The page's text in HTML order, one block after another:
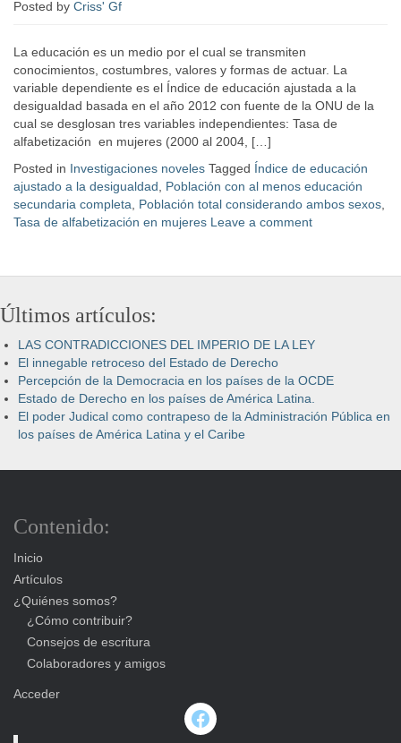
Posted by Criss' Gf
La educación es un medio por el cual se transmiten
conocimientos, costumbres, valores y formas de actuar. La
variable dependiente es el Índice de educación ajustada a la
desigualdad basada en el año 2012 con fuente de la ONU de la
cual se desglosan tres variables independientes: Tasa de
alfabetización en mujeres (2000 al 2004, […]
Posted in Investigaciones noveles Tagged Índice de educación
ajustado a la desigualdad
Población con al menos educación
secundaria completa
Población total considerando ambos sexos
Tasa de alfabetización en mujeres Leave a comment
Últimos artículos:
LAS CONTRADICCIONES DEL IMPERIO DE LA LEY
El innegable retroceso del Estado de Derecho
Percepción de la Democracia en los países de la OCDE
Estado de Derecho en los países de América Latina.
El poder Judical como contrapeso de la Administración Pública en
los países de América Latina y el Caribe
Contenido:
Inicio
Artículos
¿Quiénes somos?
¿Cómo contribuir?
Consejos de escritura
Colaboradores y amigos
Acceder
Facebook